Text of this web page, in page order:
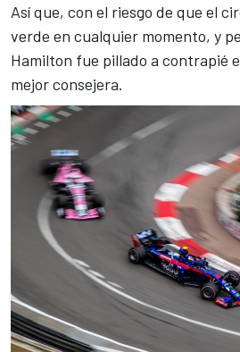
Así que, con el riesgo de que el
verde en cualquier momento, y
Hamilton fue pillado a contrapié
mejor consejera.